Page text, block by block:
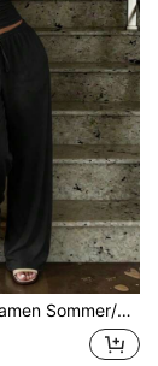
Ausschnitt 2-teiliges Set Top, Schulanfang und Schwarz elegant